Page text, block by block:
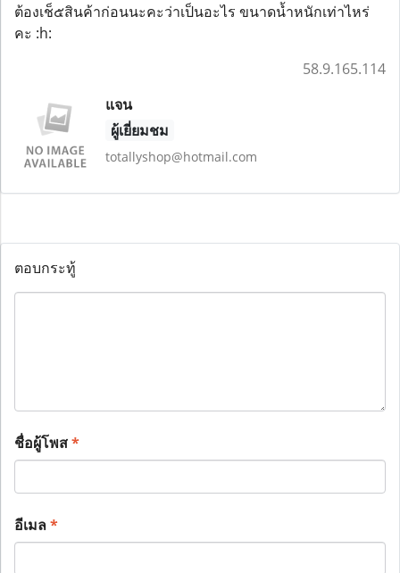
ต้องเช็๕สินค้าก่อนนะคะว่าเป็นอะไร ขนาดน้ำหนักเท่าไหร่
คะ :h:
58.9.165.114
แจน
ผู้เยี่ยมชม
totallyshop@hotmail.com
ตอบกระทู้
ชื่อผู้โพส*
อีเมล*